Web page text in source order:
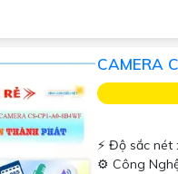
CAMERA
️⚡ Độ sắc nét :
⚙ Công